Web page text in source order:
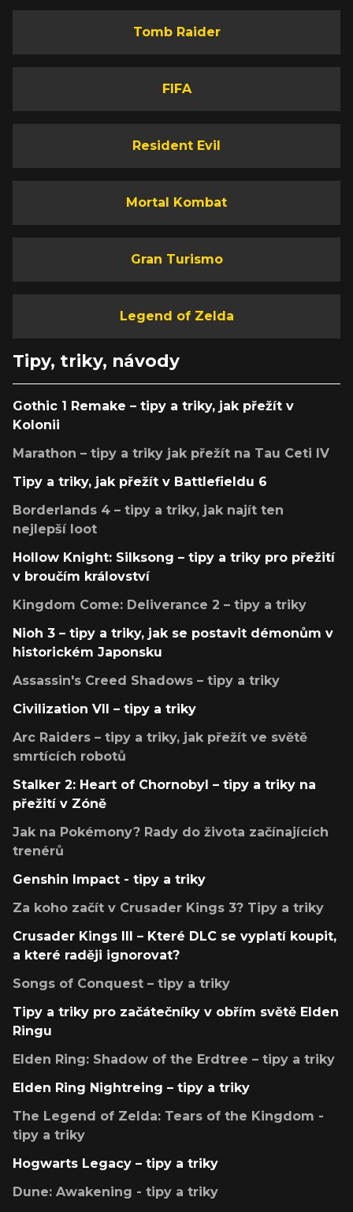
Tomb Raider
FIFA
Resident Evil
Mortal Kombat
Gran Turismo
Legend of Zelda
Tipy, triky, návody
Gothic 1 Remake – tipy a triky, jak přežít v
Kolonii
Marathon – tipy a triky jak přežít na Tau Ceti IV
Tipy a triky, jak přežít v Battlefieldu 6
Borderlands 4 – tipy a triky, jak najít ten
nejlepší loot
Hollow Knight: Silksong – tipy a triky pro přežití
v broučím království
Kingdom Come: Deliverance 2 – tipy a triky
Nioh 3 – tipy a triky, jak se postavit démonům v
historickém Japonsku
Assassin's Creed Shadows – tipy a triky
Civilization VII – tipy a triky
Arc Raiders – tipy a triky, jak přežít ve světě
smrtících robotů
Stalker 2: Heart of Chornobyl – tipy a triky na
přežití v Zóně
Jak na Pokémony? Rady do života začínajících
trenérů
Genshin Impact - tipy a triky
Za koho začít v Crusader Kings 3? Tipy a triky
Crusader Kings III – Které DLC se vyplatí koupit,
a které raději ignorovat?
Songs of Conquest – tipy a triky
Tipy a triky pro začátečníky v obřím světě Elden
Ringu
Elden Ring: Shadow of the Erdtree – tipy a triky
Elden Ring Nightreing – tipy a triky
The Legend of Zelda: Tears of the Kingdom -
tipy a triky
Hogwarts Legacy – tipy a triky
Dune: Awakening - tipy a triky